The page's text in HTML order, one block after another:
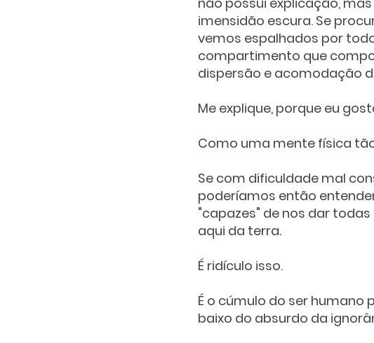
imensidão escura. Se
vemos espalhados por
compartimento que
dispersão e acomodação
Me explique, porque eu
Como uma mente física
Se com dificuldade mal
poderíamos então
"capazes" de nos dar
aqui da terra.
É ridículo isso.
É o cúmulo do ser
baixo do absurdo da